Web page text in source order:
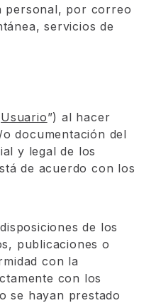
personal, por correo
servicios de
Usuario”) al hacer
documentación del
y legal de los
de acuerdo con los
de los
publicaciones o
con la
con los
se hayan prestado